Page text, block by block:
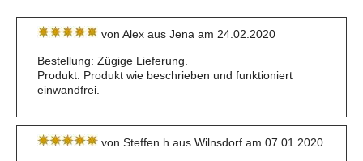
von Alex aus Jena am 24.02.2020
Bestellung: Zügige Lieferung.
Produkt: Produkt wie beschrieben und funktioniert
einwandfrei.
von Steffen h aus Wilnsdorf am 07.01.2020